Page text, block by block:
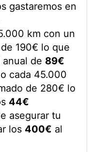
gastaremos en
km con un
190€ lo que
de 89€
cada 45.000
de 280€ lo
44€
asegurar tu
los 400€ al